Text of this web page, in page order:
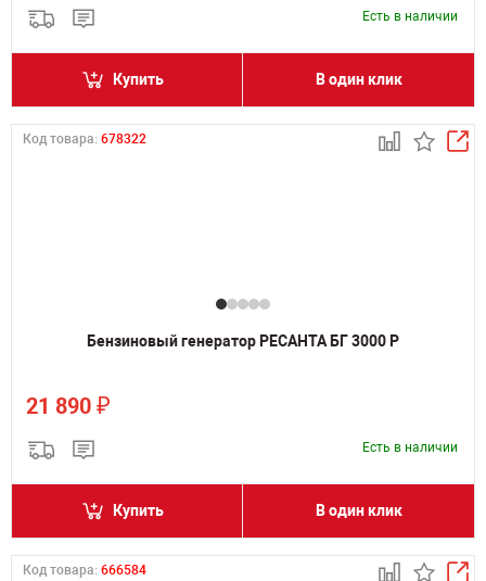
Есть в наличии
Купить В один клик
Код товара: 678322
Бензиновый генератор РЕСАНТА БГ 3000 Р
21 890 ₽
Есть в наличии
Купить В один клик
Код товара: 666584